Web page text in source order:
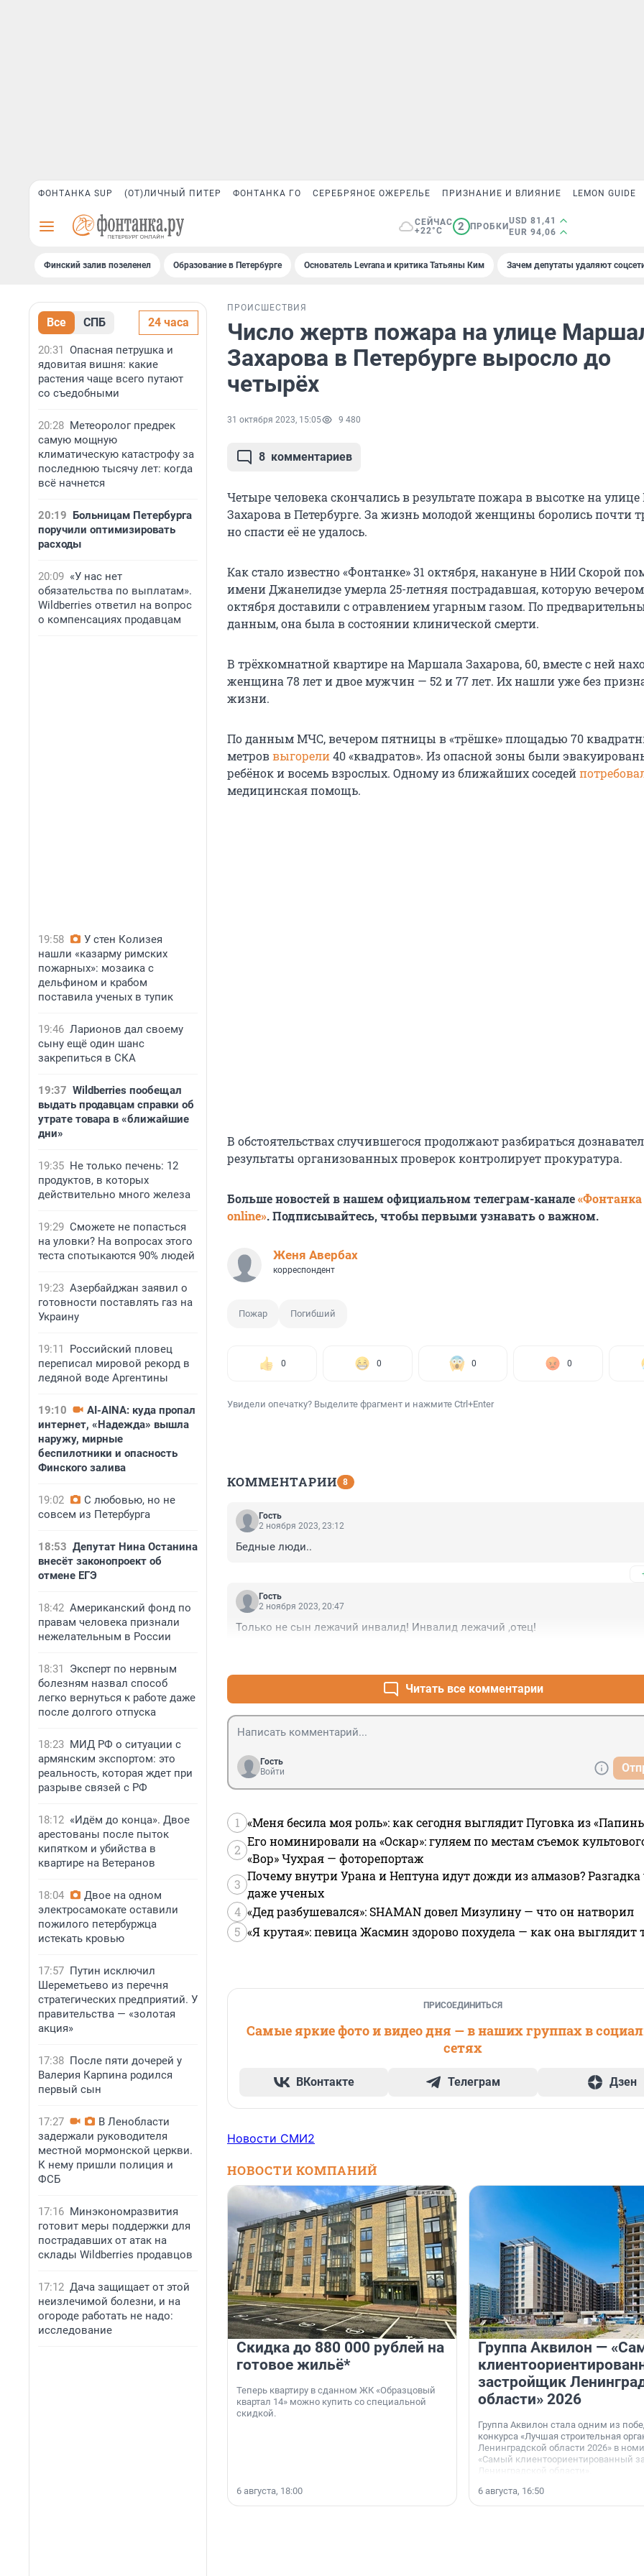
ФОНТАНКА SUP (ОТ)ЛИЧНЫЙ ПИТЕР ФОНТАНКА ГО СЕРЕБРЯНОЕ ОЖЕРЕЛЬЕ ПРИЗНАНИЕ И ВЛИЯНИЕ LEMON GUIDE
СЕЙЧАС
+22°C
2 ПРОБКИ
USD 81,41
EUR 94,06
Финский залив позеленел Образование в Петербурге Основатель Levrana и критика Татьяны Ким Зачем депутаты удаляют
Все СПБ 24 часа
20:31 Опасная петрушка и
ядовитая вишня: какие
растения чаще всего путают
со съедобными
20:28 Метеоролог предрек
самую мощную
климатическую катастрофу за
последнюю тысячу лет: когда
всё начнется
20:19 Больницам Петербурга
поручили оптимизировать
расходы
20:09 «У нас нет
обязательства по выплатам».
Wildberries ответил на вопрос
о компенсациях продавцам
19:58
У стен Колизея
нашли «казарму римских
пожарных»: мозаика с
дельфином и крабом
поставила ученых в тупик
19:46 Ларионов дал своему
сыну ещё один шанс
закрепиться в СКА
19:37 Wildberries пообещал
выдать продавцам справки об
утрате товара в «ближайшие
дни»
19:35 Не только печень: 12
продуктов, в которых
действительно много железа
19:29 Сможете не попасться
на уловки? На вопросах этого
теста спотыкаются 90% людей
19:23 Азербайджан заявил о
готовности поставлять газ на
Украину
19:11
Российский пловец
переписал мировой рекорд в
ледяной воде Аргентины
19:10
AI-AINA: куда пропал
интернет, «Надежда» вышла
наружу, мирные
беспилотники и опасность
Финского залива
19:02
С любовью, но не
совсем из Петербурга
18:53 Депутат Нина Останина
внесёт законопроект об
отмене ЕГЭ
18:42 Американский фонд по
правам человека признали
нежелательным в России
18:31
Эксперт по нервным
болезням назвал способ
легко вернуться к работе даже
после долгого отпуска
18:23 МИД РФ о ситуации с
армянским экспортом: это
реальность, которая ждет при
разрыве связей с РФ
18:12 «Идём до конца». Двое
арестованы после пыток
кипятком и убийства в
квартире на Ветеранов
18:04
Двое на одном
электросамокате оставили
пожилого петербуржца
истекать кровью
17:57 Путин исключил
Шереметьево из перечня
стратегических предприятий. У
правительства — «золотая
акция»
17:38 После пяти дочерей у
Валерия Карпина родился
первый сын
17:27
В Ленобласти
задержали руководителя
местной мормонской церкви.
К нему пришли полиция и
ФСБ
17:16 Минэкономразвития
готовит меры поддержки для
пострадавших от атак на
склады Wildberries продавцов
17:12 Дача защищает от этой
неизлечимой болезни, и на
огороде работать не надо:
исследование
ПРОИСШЕСТВИЯ
Число жертв пожара на улице
Захарова в Петербурге выросло до
четырёх
31 октября 2023, 15:05 9 480
8 комментариев
Четыре человека скончались в результате пожара в высотке на
Захарова в Петербурге. За жизнь молодой женщины боролись почти
но спасти её не удалось.
Как стало известно «Фонтанке» 31 октября, накануне в НИИ Скорой
имени Джанелидзе умерла 25-летняя пострадавшая, которую
октября доставили с отравлением угарным газом. По
данным, она была в состоянии клинической смерти.
В трёхкомнатной квартире на Маршала Захарова, 60, вместе с ней
женщина 78 лет и двое мужчин — 52 и 77 лет. Их нашли уже без
жизни.
По данным МЧС, вечером пятницы в «трёшке» площадью 70
метроввыгорели40 «квадратов». Из опасной зоны были
ребёнок и восемь взрослых. Одному из ближайших соседей
медицинская помощь.
В обстоятельствах случившегося продолжают разбираться
результаты организованных проверок контролирует прокуратура.
Больше новостей в нашем официальном телеграм-канале«Фонтанка
online». Подписывайтесь, чтобы первыми узнавать о важном.
Женя Авербах
корреспондент
Пожар Погибший
0 0 0 0
Увидели опечатку? Выделите фрагмент и нажмите Ctrl+Enter
КОММЕНТАРИИ 8
Гость
2 ноября 2023, 23:12
Бедные люди..
Гость
2 ноября 2023, 20:47
Только не сын лежачий инвалид! Инвалид лежачий ,отец!
Читать все комментарии
Гость
Войти
1 «Меня бесила моя роль»: как сегодня выглядит Пуговка из
2
Его номинировали на «Оскар»: гуляем по местам съемок
«Вор» Чухрая — фоторепортаж
3
Почему внутри Урана и Нептуна идут дожди из алмазов?
даже ученых
4 «Дед разбушевался»: SHAMAN довел Мизулину — что он натворил
5 «Я крутая»: певица Жасмин здорово похудела — как она выглядит
ПРИСОЕДИНИТЬСЯ
Самые яркие фото и видео дня — в наших группах в
сетях
ВКонтакте Телеграм Дзен
Новости СМИ2
НОВОСТИ КОМПАНИЙ
Скидка до 880 000 рублей на
готовое жильё*
Теперь квартиру в сданном ЖК «Образцовый
квартал 14» можно купить со специальной
скидкой.
6 августа, 18:00
Группа Аквилон —
застройщик
области» 2026
Группа Аквилон стала одним из
конкурса «Лучшая строительная
Ленинградской области 2026» в
«Самый клиентоориентированный
Ленинградской области».
6 августа, 16:50